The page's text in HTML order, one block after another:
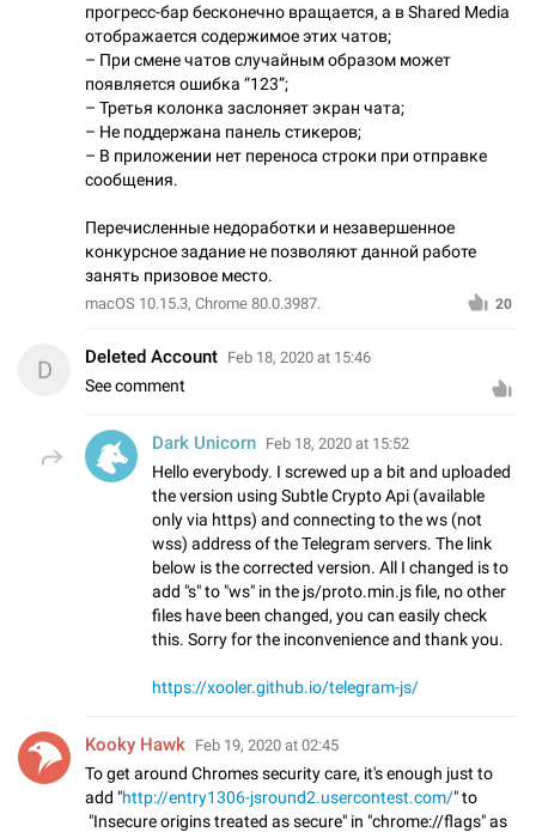
прогресс-бар бесконечно вращается, а в Shared Media
отображается содержимое этих чатов;
– При смене чатов случайным образом может
появляется ошибка “123”;
– Третья колонка заслоняет экран чата;
– Не поддержана панель стикеров;
– В приложении нет переноса строки при отправке
сообщения.
Перечисленные недоработки и незавершенное
конкурсное задание не позволяют данной работе
занять призовое место.
macOS 10.15.3, Chrome 80.0.3987. 20
D Deleted Account Feb 18, 2020 at 15:46
See comment
Dark Unicorn Feb 18, 2020 at 15:52
Hello everybody. I screwed up a bit and uploaded
the version using Subtle Crypto Api (available
only via https) and connecting to the ws (not
wss) address of the Telegram servers. The link
below is the corrected version. All I changed is to
add "s" to "ws" in the js/proto.min.js file, no other
files have been changed, you can easily check
this. Sorry for the inconvenience and thank you.
https://xooler.github.io/telegram-js/
Kooky Hawk Feb 19, 2020 at 02:45
To get around Chromes security care, it's enough just to
add "http://entry1306-jsround2.usercontest.com/" to
"Insecure origins treated as secure" in "chrome://flags" as